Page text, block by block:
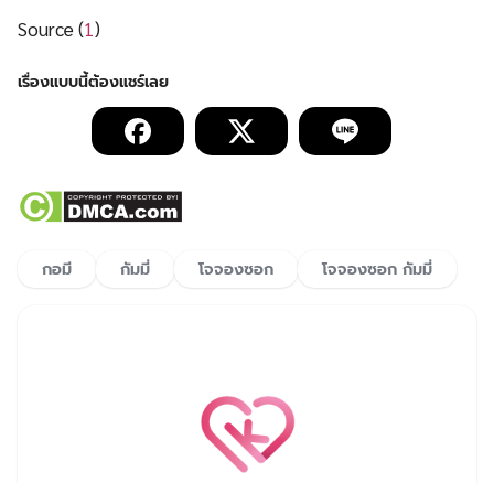
Source (1)
กอมี กัมมี่ โจจองซอก โจจองซอก กัมมี่